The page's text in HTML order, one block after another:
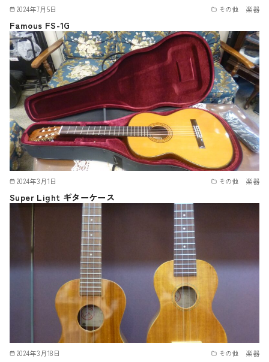
2024年7月5日 その他 楽器
Famous FS-1G
2024年3月1日 その他 楽器
Super Light ギターケース
2024年3月18日 その他 楽器